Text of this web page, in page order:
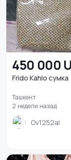
450 000
Frido Kahlo сумка
Ташкент
2 недели назад
Ov1252al